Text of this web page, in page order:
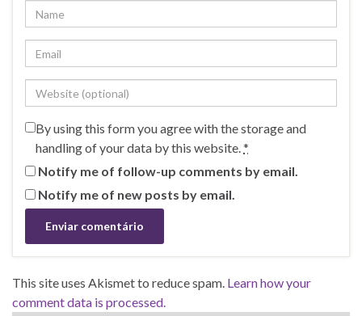
By using this form you agree with the storage and
handling of your data by this website.*
Notify me of follow-up comments by email.
Notify me of new posts by email.
This site uses Akismet to reduce spam. Learn how your
comment data is processed.